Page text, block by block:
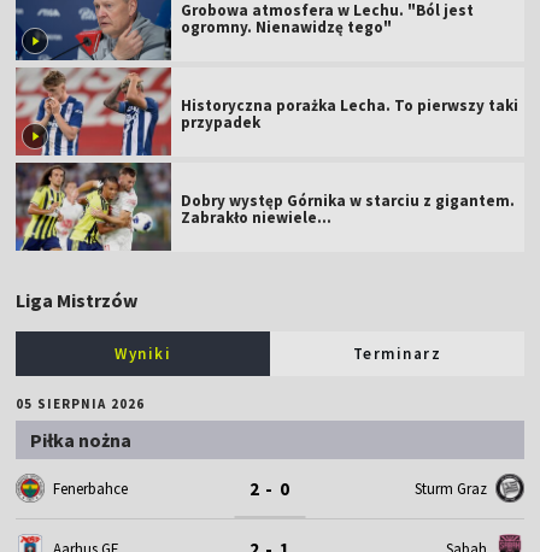
Grobowa atmosfera w Lechu. "Ból jest
ogromny. Nienawidzę tego"
Historyczna porażka Lecha. To pierwszy taki
przypadek
Dobry występ Górnika w starciu z gigantem.
Zabrakło niewiele...
Liga Mistrzów
Wyniki Terminarz
05 SIERPNIA 2026
Piłka nożna
Fenerbahce 2 - 0 Sturm Graz